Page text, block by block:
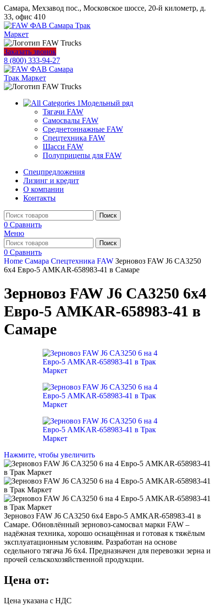
Самара, Мехзавод пос., Московское шоссе, 20-й километр, д.
33, офис 410
Заказать звонок
8 (800) 333-94-27
Модельный ряд
Тягачи FAW
Самосвалы FAW
Среднетоннажные FAW
Спецтехника FAW
Шасси FAW
Полуприцепы для FAW
Спецпредложения
Лизинг и кредит
О компании
Контакты
Поиск
0 Сравнить
Меню
Поиск
0 Сравнить
Home Самара Спецтехника FAW Зерновоз FAW J6 CA3250
6х4 Евро-5 AMKAR-658983-41 в Самаре
Зерновоз FAW J6 CA3250 6х4
Евро-5 AMKAR-658983-41 в
Самаре
Нажмите, чтобы увеличить
Зерновоз FAW J6 CA3250 6х4 Евро-5 AMKAR-658983-41 в
Самаре. Обновлённый зерновоз-самосвал марки FAW –
надёжная техника, хорошо оснащённая и готовая к тяжёлым
эксплуатационным условиям. Разработан на основе
седельного тягача J6 6x4. Предназначен для перевозки зерна и
прочей сельскохозяйственной продукции.
Цена от:
Цена указана с НДС